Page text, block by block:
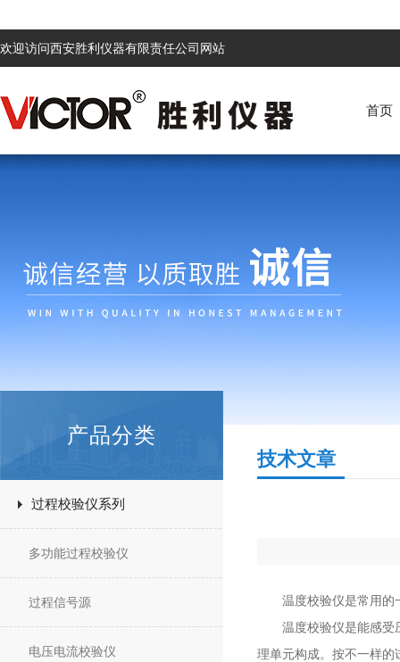
欢迎访问西安胜利仪器有限责任公司网站
首页
产品分类
过程校验仪系列
多功能过程校验仪
过程信号源
电压电流校验仪
技术文章
温度校验仪是常用的
温度校验仪是能感受压
理单元构成。按不一样